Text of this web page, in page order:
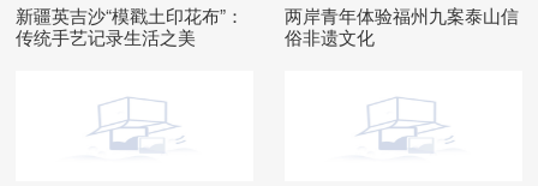
新疆英吉沙“模戳土印花布”：
传统手艺记录生活之美
两岸青年体验福州九案泰山信
俗非遗文化